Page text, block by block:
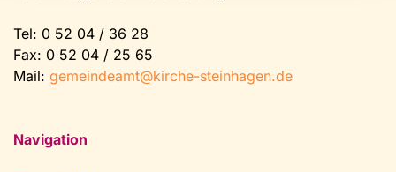
Tel: 0 52 04 / 36 28
Fax: 0 52 04 / 25 65
Mail: gemeindeamt@kirche-steinhagen.de
Navigation